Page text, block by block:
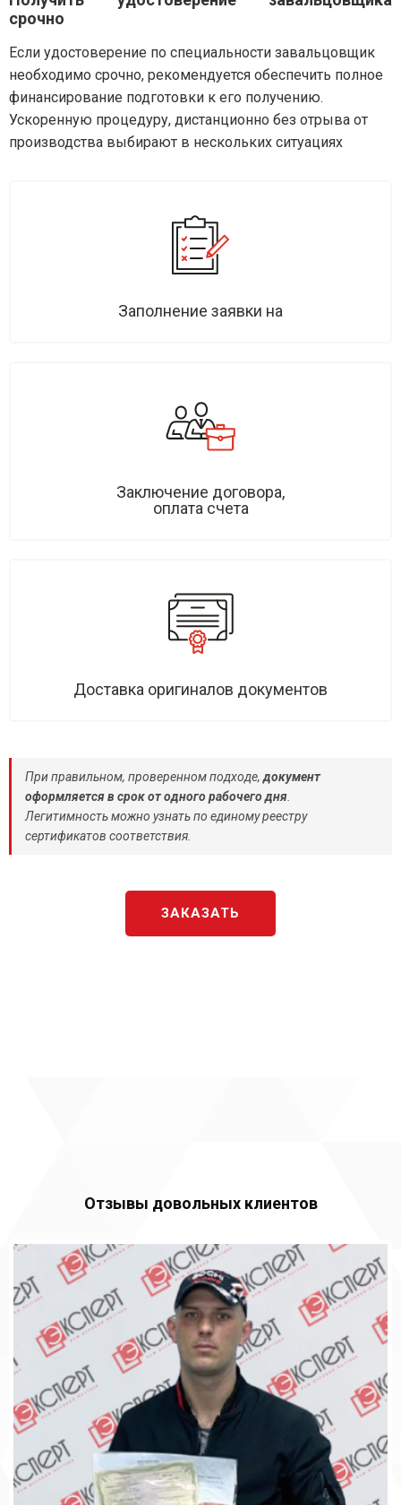
срочно
Если удостоверение по специальности завальцовщик
необходимо срочно, рекомендуется обеспечить полное
финансирование подготовки к его получению.
Ускоренную процедуру, дистанционно без отрыва от
производства выбирают в нескольких ситуациях
Заполнение заявки на
Заключение договора,
оплата счета
Доставка оригиналов документов
При правильном, проверенном подходе,документ
оформляется в срок от одного рабочего дня
Легитимность можно узнать по единому реестру
сертификатов соответствия.
ЗАКАЗАТЬ
Отзывы довольных клиентов